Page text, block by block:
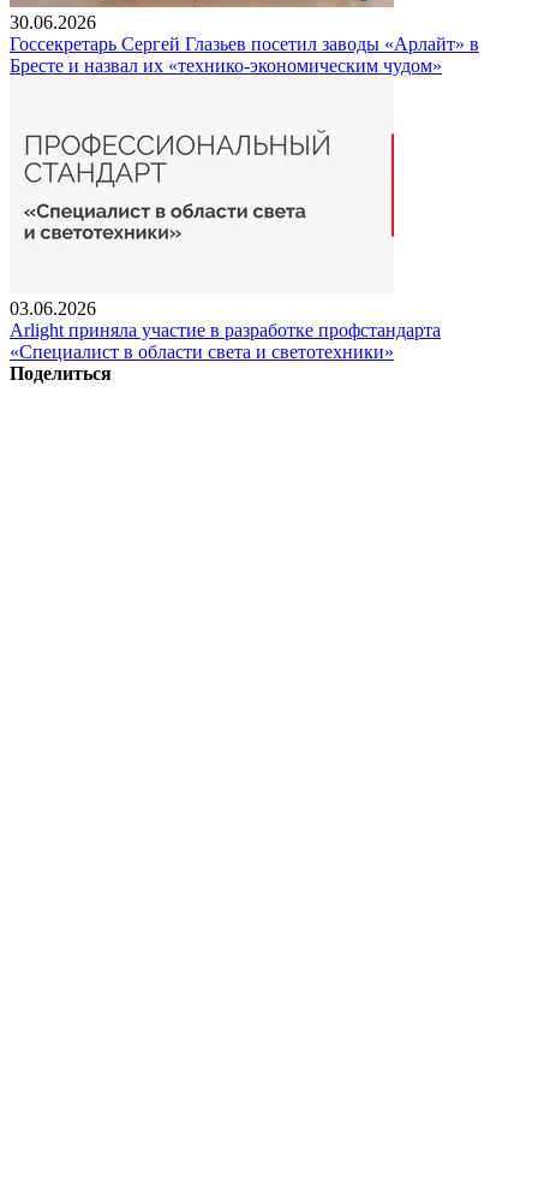
30.06.2026
Госсекретарь Сергей Глазьев посетил заводы «Арлайт» в
Бресте и назвал их «технико-экономическим чудом»
03.06.2026
Arlight приняла участие в разработке профстандарта
«Специалист в области света и светотехники»
Поделиться